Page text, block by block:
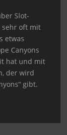
Slot-
sehr oft mit
etwas
Canyons
hat und mit
der wird
gibt.